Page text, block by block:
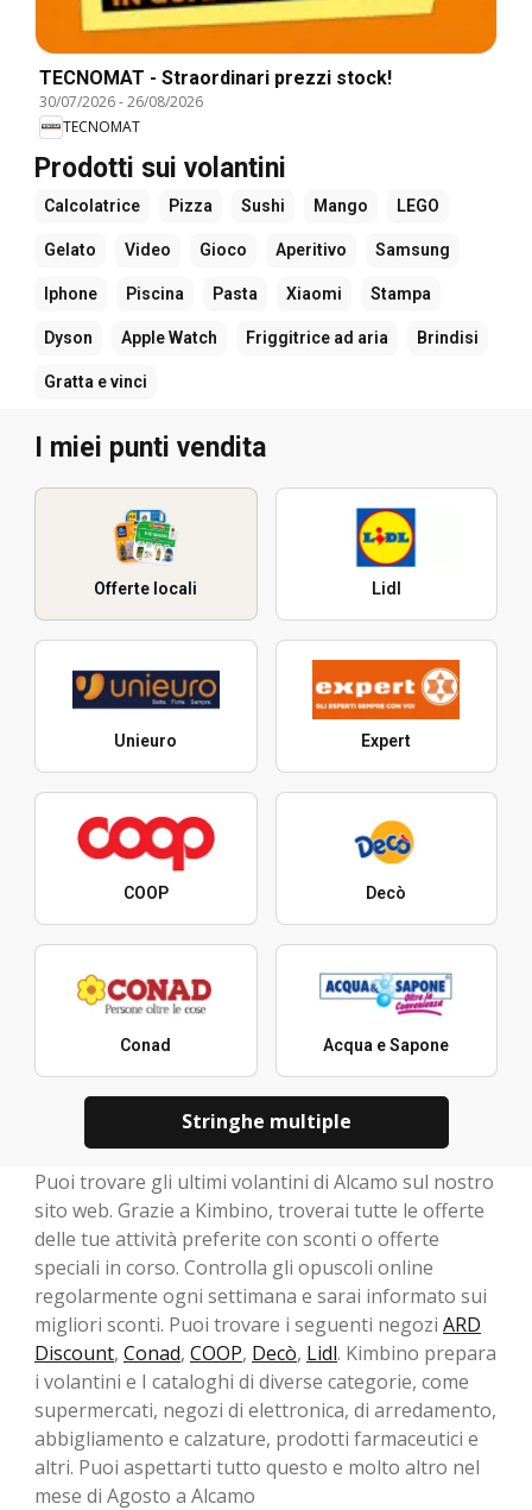
TECNOMAT - Straordinari prezzi stock!
30/07/2026-26/08/2026
TECNOMAT
Prodotti sui volantini
Calcolatrice Pizza Sushi Mango LEGO
Gelato Video Gioco Aperitivo Samsung
Iphone Piscina Pasta Xiaomi Stampa
Dyson Apple Watch Friggitrice ad aria Brindisi
Gratta e vinci
I miei punti vendita
Offerte locali Lidl
Unieuro Expert
COOP Decò
Conad Acqua e Sapone
Stringhe multiple
Puoi trovare gli ultimi volantini di Alcamo sul nostro
sito web. Grazie a Kimbino, troverai tutte le offerte
delle tue attività preferite con sconti o offerte
speciali in corso. Controlla gli opuscoli online
regolarmente ogni settimana e sarai informato sui
migliori sconti. Puoi trovare i seguenti negozi ARD
Discount, Conad, COOP, Decò, Lidl. Kimbino prepara
i volantini e I cataloghi di diverse categorie, come
supermercati, negozi di elettronica, di arredamento,
abbigliamento e calzature, prodotti farmaceutici e
altri. Puoi aspettarti tutto questo e molto altro nel
mese di Agosto a Alcamo